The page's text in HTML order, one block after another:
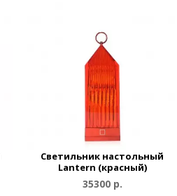
Светильник настольный
Lantern (красный)
35300 р.